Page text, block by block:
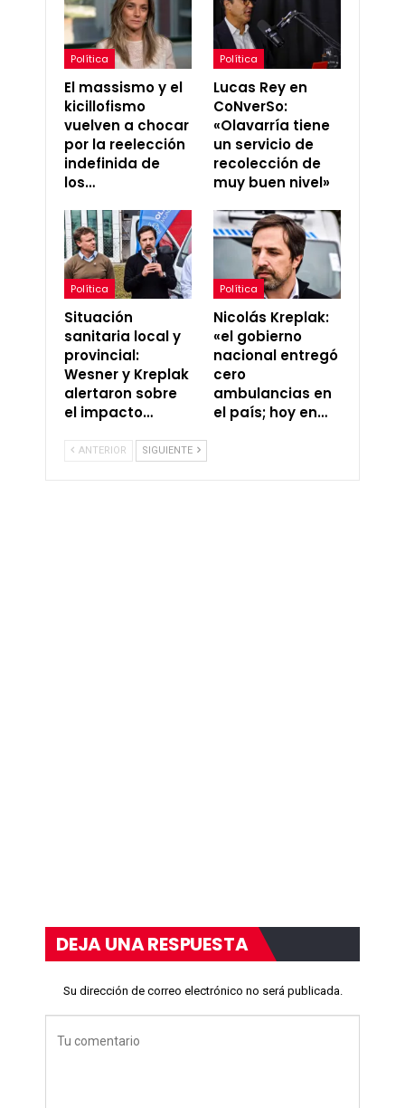
Política
El massismo y el
kicillofismo
vuelven a chocar
por la reelección
indefinida de
los…
Política
Lucas Rey en
CoNverSo:
«Olavarría tiene
un servicio de
recolección de
muy buen nivel»
Política
Situación
sanitaria local y
provincial:
Wesner y Kreplak
alertaron sobre
el impacto…
Política
Nicolás Kreplak:
«el gobierno
nacional entregó
cero
ambulancias en
el país; hoy en…
ANTERIOR SIGUIENTE
DEJA UNA RESPUESTA
Su dirección de correo electrónico no será publicada.